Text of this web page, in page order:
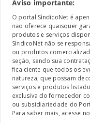
Aviso importante:
O portal SíndicoNet é
não oferece quaisquer
produtos e serviços
SíndicoNet não se
ou produtos
seção, sendo sua
fica ciente que todos os
natureza, que possam
serviços e produtos
exclusiva do fornecedor
ou subsidiariedade do
Para saber mais, acesse